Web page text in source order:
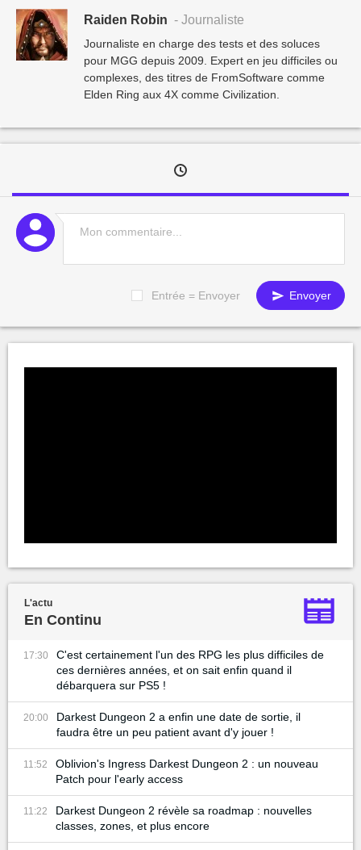
Raiden Robin - Journaliste
Journaliste en charge des tests et des soluces
pour MGG depuis 2009. Expert en jeu difficiles ou
complexes, des titres de FromSoftware comme
Elden Ring aux 4X comme Civilization.
Entrée = Envoyer Envoyer
L'actu
En Continu
17:30
C'est certainement l'un des RPG les plus difficiles de
ces dernières années, et on sait enfin quand il
débarquera sur PS5 !
20:00
Darkest Dungeon 2 a enfin une date de sortie, il
faudra être un peu patient avant d'y jouer !
11:52
Oblivion's Ingress Darkest Dungeon 2 : un nouveau
Patch pour l'early access
11:22
Darkest Dungeon 2 révèle sa roadmap : nouvelles
classes, zones, et plus encore